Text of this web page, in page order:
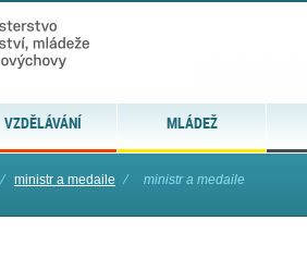
VZDĚLÁVÁNÍ MLÁDEŽ
⁄ ministr a medaile ⁄ ministr a medaile